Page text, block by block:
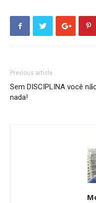
Previous article
Sem DISCIPLINA você
nada!